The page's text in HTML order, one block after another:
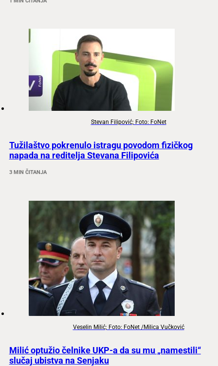
Stevan Filipović; Foto: FoNet
Tužilaštvo pokrenulo istragu povodom fizičkog
napada na reditelja Stevana Filipovića
3 MIN ČITANJA
Veselin Milić; Foto: FoNet /Milica Vučković
Milić optužio čelnike UKP-a da su mu „namestili“
slučaj ubistva na Senjaku